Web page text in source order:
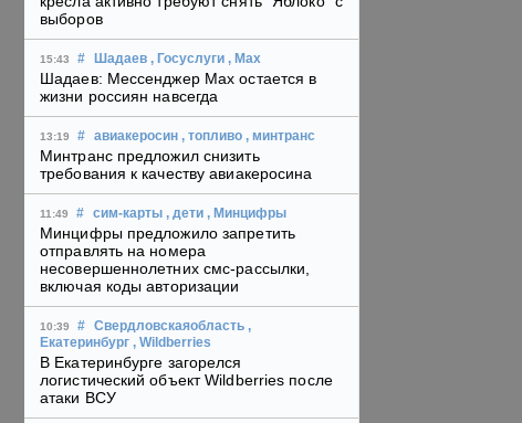
выборов
15:43 # Шадаев , Госуслуги , Max
Шадаев: Мессенджер Max остается в
жизни россиян навсегда
13:19 # авиакеросин , топливо , минтранс
Минтранс предложил снизить
требования к качеству авиакеросина
11:49 # сим-карты , дети , Минцифры
Минцифры предложило запретить
отправлять на номера
несовершеннолетних смс-рассылки,
включая коды авторизации
10:39 # Свердловскаяобласть ,
Екатеринбург , Wildberries
В Екатеринбурге загорелся
логистический объект Wildberries после
атаки ВСУ